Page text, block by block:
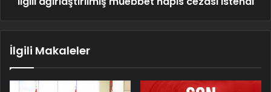
İlgili Makaleler